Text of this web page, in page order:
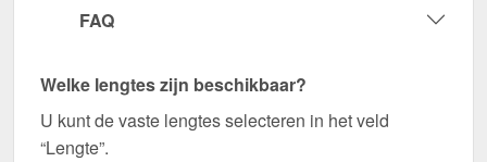
FAQ
Welke lengtes zijn beschikbaar?
U kunt de vaste lengtes selecteren in het veld
“Lengte”.